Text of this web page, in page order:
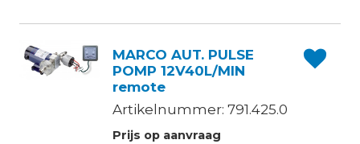
MARCO AUT. PULSE
POMP 12V40L/MIN
remote
Artikelnummer: 791.425.0
Prijs op aanvraag